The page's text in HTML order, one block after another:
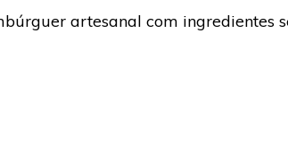
artesanal com ingredientes